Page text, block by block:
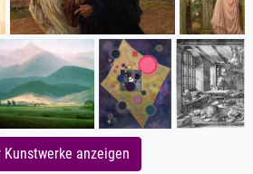
Kunstwerke anzeigen